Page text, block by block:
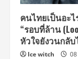
คนไทยเป็นอะไร
“รอบที่ล้าน
หัวใจยังวนกลั
Ice witch